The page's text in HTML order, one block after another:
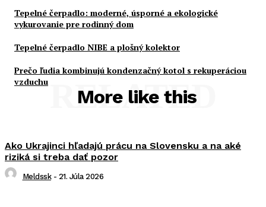
Tepelné čerpadlo: moderné, úsporné a ekologické
vykurovanie pre rodinný dom
Tepelné čerpadlo NIBE a plošný kolektor
Prečo ľudia kombinujú kondenzačný kotol s rekuperáciou
vzduchu
More like this
RELATED
Ako Ukrajinci hľadajú prácu na Slovensku a na aké
riziká si treba dať pozor
Meldssk - 21. Júla 2026